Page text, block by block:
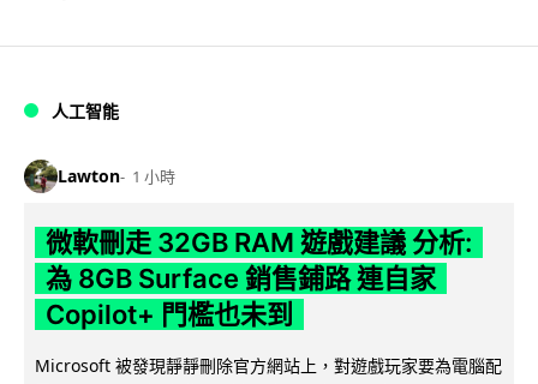
人工智能
Lawton 1 小時
微軟刪走 32GB RAM 遊戲建議 分析:
為 8GB Surface 銷售鋪路 連自家
Copilot+ 門檻也未到
Microsoft 被發現靜靜刪除官方網站上，對遊戲玩家要為電腦配